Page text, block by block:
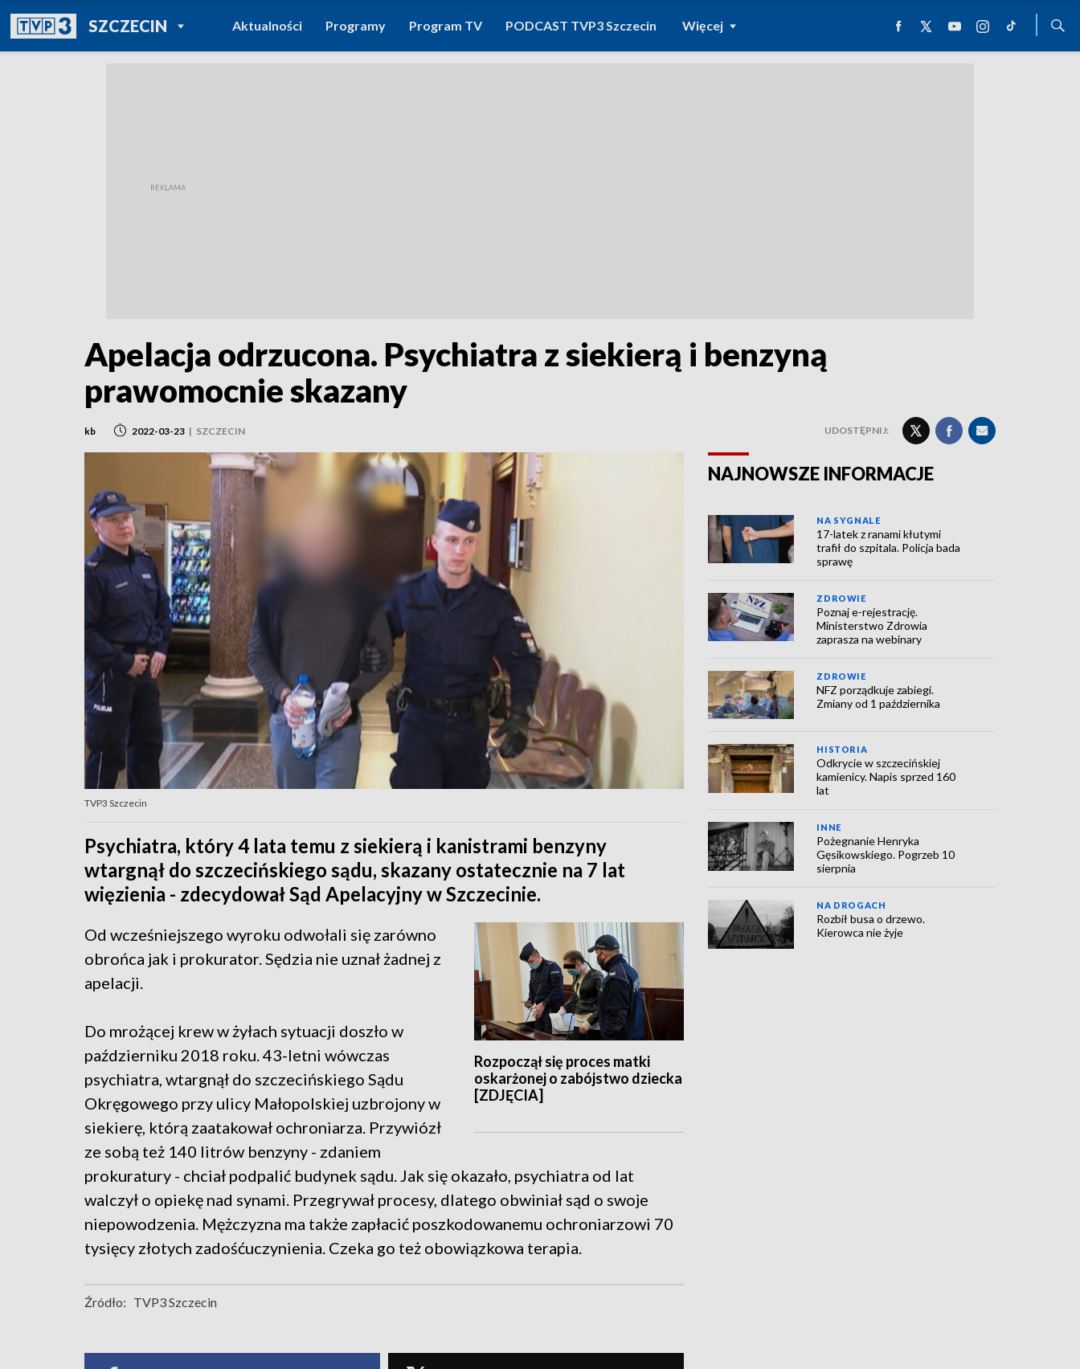
SZCZECINPOWRÓT DO
TVP REGIONY
Aktualności Programy Program TV PODCAST TVP3 Szczecin Więcej
Apelacja odrzucona. Psychiatra z siekierą i benzyną
prawomocnie skazany
kb 2022-03-23 | SZCZECIN UDOSTĘPNIJ:
TVP3 Szczecin
Psychiatra, który 4 lata temu z siekierą i kanistrami benzyny
wtargnął do szczecińskiego sądu, skazany ostatecznie na 7 lat
więzienia - zdecydował Sąd Apelacyjny w Szczecinie.
Rozpoczął się proces matki
oskarżonej o zabójstwo dziecka
[ZDJĘCIA]
Od wcześniejszego wyroku odwołali się zarówno
obrońca jak i prokurator. Sędzia nie uznał żadnej z
apelacji.
Do mrożącej krew w żyłach sytuacji doszło w
październiku 2018 roku. 43-letni wówczas
psychiatra, wtargnął do szczecińskiego Sądu
Okręgowego przy ulicy Małopolskiej uzbrojony w
siekierę, którą zaatakował ochroniarza. Przywiózł
ze sobą też 140 litrów benzyny - zdaniem
prokuratury - chciał podpalić budynek sądu. Jak się okazało, psychiatra od lat
walczył o opiekę nad synami. Przegrywał procesy, dlatego obwiniał sąd o swoje
niepowodzenia. Mężczyzna ma także zapłacić poszkodowanemu ochroniarzowi 70
tysięcy złotych zadośćuczynienia. Czeka go też obowiązkowa terapia.
Źródło: TVP3 Szczecin
NAJNOWSZE INFORMACJE
NA SYGNALE
17-latek z ranami kłutymi
trafił do szpitala. Policja bada
sprawę
ZDROWIE
Poznaj e-rejestrację.
Ministerstwo Zdrowia
zaprasza na webinary
ZDROWIE
NFZ porządkuje zabiegi.
Zmiany od 1 października
HISTORIA
Odkrycie w szczecińskiej
kamienicy. Napis sprzed 160
lat
INNE
Pożegnanie Henryka
Gęsikowskiego. Pogrzeb 10
sierpnia
NA DROGACH
Rozbił busa o drzewo.
Kierowca nie żyje